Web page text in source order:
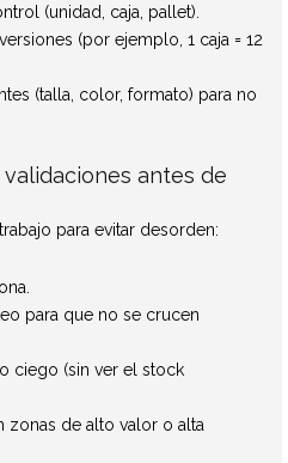
(unidad, caja, pallet).
(por ejemplo, 1 caja = 12
(talla, color, formato) para no
antes de
para evitar desorden:
para que no se crucen
ciego (sin ver el stock
zonas de alto valor o alta